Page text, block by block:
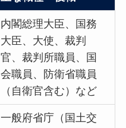
内閣総理大臣、国務
大臣、大使、裁判
官、裁判所職員、国
会職員、防衛省職員
（自衛官含む）など
一般府省庁（国土交